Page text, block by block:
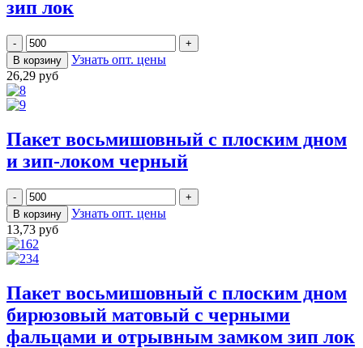
зип лок
Узнать опт. цены
26,29 руб
Пакет восьмишовный с плоским дном
и зип-локом черный
Узнать опт. цены
13,73 руб
Пакет восьмишовный с плоским дном
бирюзовый матовый с черными
фальцами и отрывным замком зип лок